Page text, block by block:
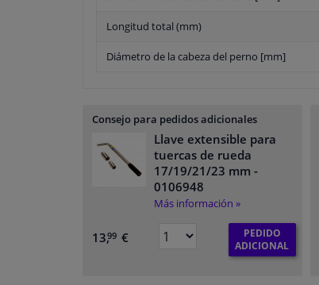
Longitud total (mm)
Diámetro de la cabeza del perno [mm]
Consejo para pedidos adicionales
Llave extensible para
tuercas de rueda
17/19/21/23 mm -
0106948
Más información »
13,99 €
PEDIDO
ADICIONAL